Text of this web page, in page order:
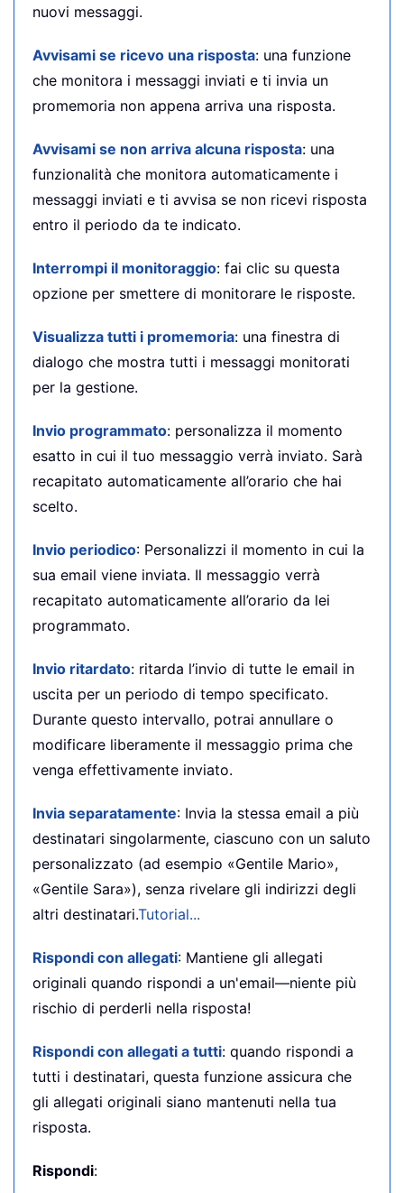
nuovi messaggi.
Avvisami se ricevo una risposta: una funzione
che monitora i messaggi inviati e ti invia un
promemoria non appena arriva una risposta.
Avvisami se non arriva alcuna risposta: una
funzionalità che monitora automaticamente i
messaggi inviati e ti avvisa se non ricevi risposta
entro il periodo da te indicato.
Interrompi il monitoraggio: fai clic su questa
opzione per smettere di monitorare le risposte.
Visualizza tutti i promemoria: una finestra di
dialogo che mostra tutti i messaggi monitorati
per la gestione.
Invio programmato: personalizza il momento
esatto in cui il tuo messaggio verrà inviato. Sarà
recapitato automaticamente all’orario che hai
scelto.
Invio periodico: Personalizzi il momento in cui la
sua email viene inviata. Il messaggio verrà
recapitato automaticamente all’orario da lei
programmato.
Invio ritardato: ritarda l’invio di tutte le email in
uscita per un periodo di tempo specificato.
Durante questo intervallo, potrai annullare o
modificare liberamente il messaggio prima che
venga effettivamente inviato.
Invia separatamente: Invia la stessa email a più
destinatari singolarmente, ciascuno con un saluto
personalizzato (ad esempio «Gentile Mario»,
«Gentile Sara»), senza rivelare gli indirizzi degli
altri destinatari.Tutorial...
Rispondi con allegati: Mantiene gli allegati
originali quando rispondi a un'email—niente più
rischio di perderli nella risposta!
Rispondi con allegati a tutti: quando rispondi a
tutti i destinatari, questa funzione assicura che
gli allegati originali siano mantenuti nella tua
risposta.
Rispondi: